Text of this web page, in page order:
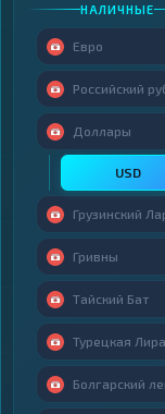
НАЛИЧНЫЕ
Евро
Российский
Доллары
USD
Грузинский
Гривны
Тайский Бат
Турецкая Лира
Болгарский